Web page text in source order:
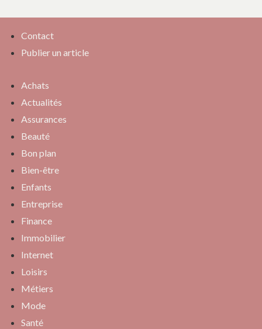
Contact
Publier un article
Achats
Actualités
Assurances
Beauté
Bon plan
Bien-être
Enfants
Entreprise
Finance
Immobilier
Internet
Loisirs
Métiers
Mode
Santé